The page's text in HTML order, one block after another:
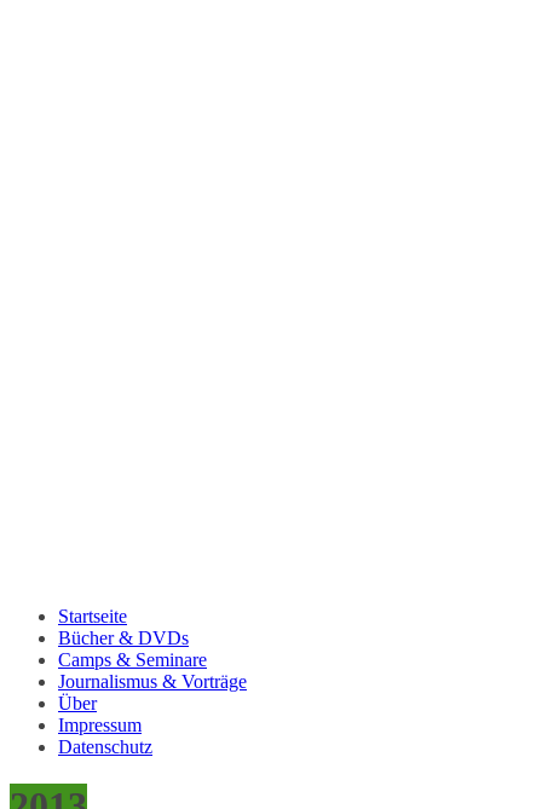
Startseite
Bücher & DVDs
Camps & Seminare
Journalismus & Vorträge
Über
Impressum
Datenschutz